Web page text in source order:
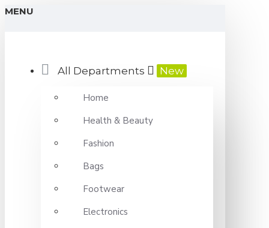
MENU
All Departments New
Home
Health & Beauty
Fashion
Bags
Footwear
Electronics